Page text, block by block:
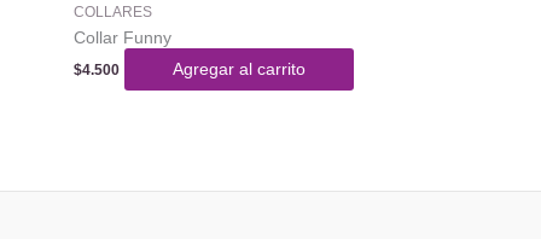
COLLARES
Collar Funny
$4.500 Agregar al carrito